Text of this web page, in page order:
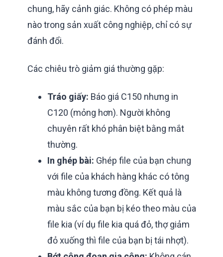
chung, hãy cảnh giác. Không có phép màu
nào trong sản xuất công nghiệp, chỉ có sự
đánh đổi.
Các chiêu trò giảm giá thường gặp:
Tráo giấy: Báo giá C150 nhưng in
C120 (mỏng hơn). Người không
chuyên rất khó phân biệt bằng mắt
thường.
In ghép bài: Ghép file của bạn chung
với file của khách hàng khác có tông
màu không tương đồng. Kết quả là
màu sắc của bạn bị kéo theo màu của
file kia (ví dụ file kia quá đỏ, thợ giảm
đỏ xuống thì file của bạn bị tái nhợt).